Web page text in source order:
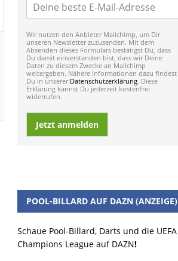
Wir nutzen den Anbieter Mailchimp, um Dir
unseren Newsletter zuzusenden. Mit dem
Absenden dieses Formulars bestätigst Du, dass
Du damit einverstanden bist, dass wir Deine
Daten zu diesem Zwecke an Mailchimp
weitergeben. Nähere Informationen dazu findest
Du in unserer Datenschutzerklärung. Diese
Erklärung kannst Du jederzeit kostenfrei
widerrufen.
Jetzt anmelden
POOL-BILLARD AUF DAZN (ANZEIGE)
Schaue Pool-Billard, Darts und die UEFA
Champions League auf DAZN!